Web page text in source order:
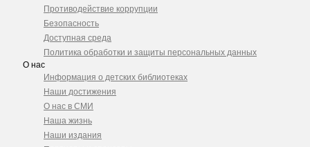
Противодействие коррупции
Безопасность
Доступная среда
Политика обработки и защиты персональных данных
О нас
Информация о детских библиотеках
Наши достижения
О нас в СМИ
Наша жизнь
Наши издания